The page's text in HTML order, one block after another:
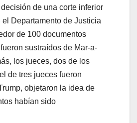
de una corte inferior
Departamento de Justicia
de 100 documentos
sustraídos de Mar-a-
los jueces, dos de los
de tres jueces fueron
objetaron la idea de
habían sido